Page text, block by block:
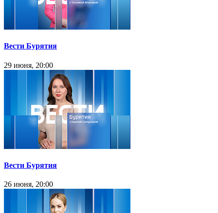
Вести Бурятия
29 июня, 20:00
Вести Бурятия
26 июня, 20:00